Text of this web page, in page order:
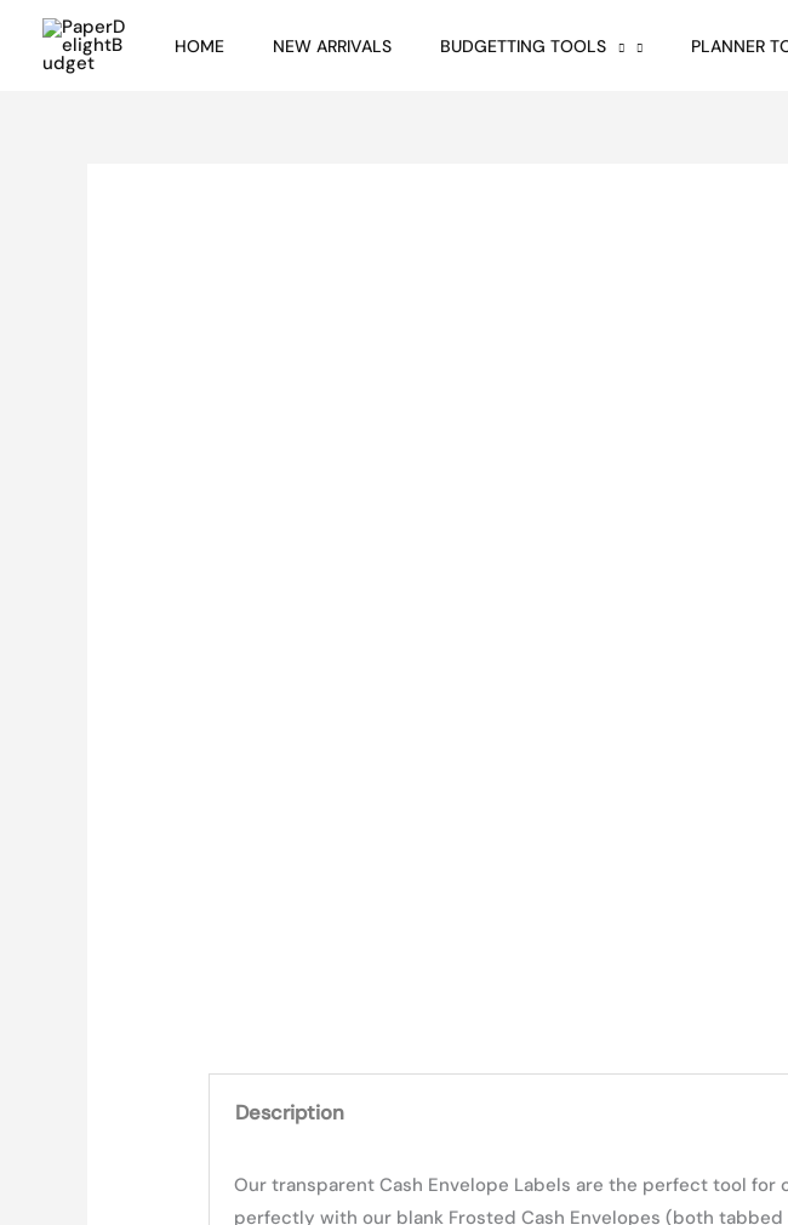
content
HOME NEW ARRIVALS BUDGETTING TOOLS PLANNER
Description
Our transparent Cash Envelope Labels are the perfect tool
perfectly with our blank Frosted Cash Envelopes (both